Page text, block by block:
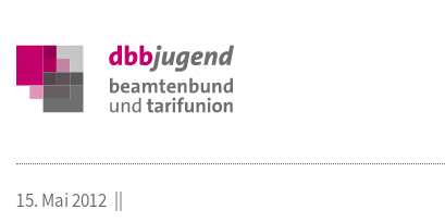
15. Mai 2012